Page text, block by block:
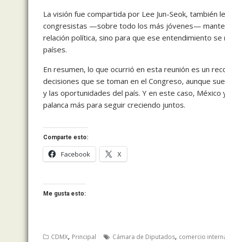
La visión fue compartida por Lee Jun-Seok, también
congresistas —sobre todo los más jóvenes—
relación política, sino para que ese entendimiento
países.
En resumen, lo que ocurrió en esta reunión es un
decisiones que se toman en el Congreso, aunque
y las oportunidades del país. Y en este caso,
palanca más para seguir creciendo juntos.
Comparte esto:
Facebook X
Me gusta esto:
CDMX, Principal Cámara de Diputados, comercio